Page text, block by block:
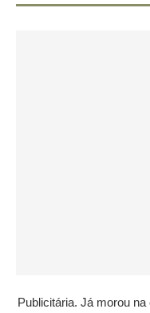
Publicitária. Já morou